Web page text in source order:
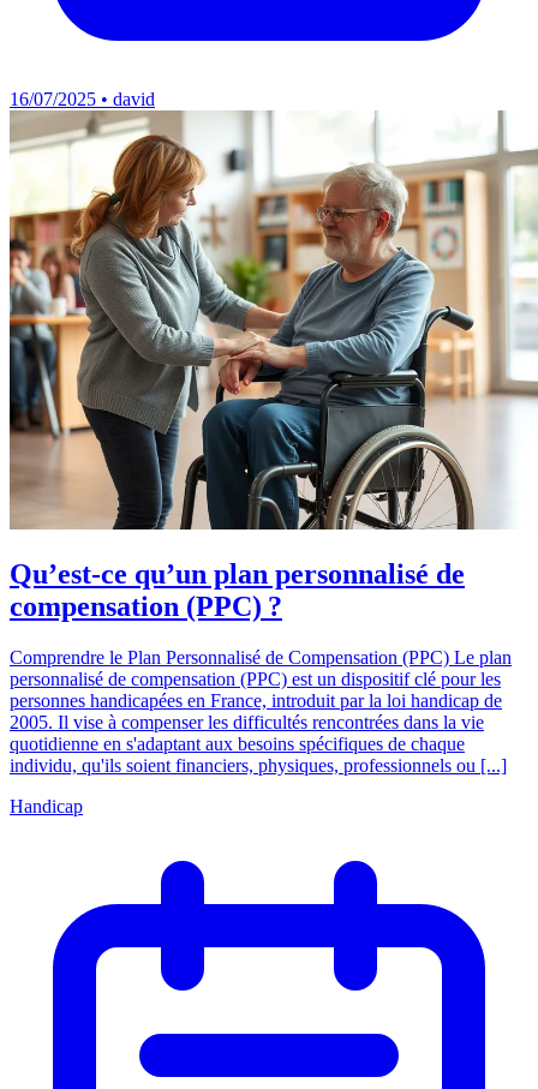
16/07/2025 • david
Qu’est-ce qu’un plan personnalisé de
compensation (PPC) ?
Comprendre le Plan Personnalisé de Compensation (PPC) Le plan
personnalisé de compensation (PPC) est un dispositif clé pour les
personnes handicapées en France, introduit par la loi handicap de
2005. Il vise à compenser les difficultés rencontrées dans la vie
quotidienne en s'adaptant aux besoins spécifiques de chaque
individu, qu'ils soient financiers, physiques, professionnels ou [...]
Handicap